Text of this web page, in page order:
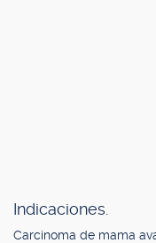
Indicaciones.
Carcinoma de mama